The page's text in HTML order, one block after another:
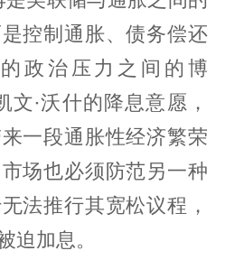
控制通胀、债务偿还
政治压力之间的博
文·沃什的降息意愿，
一段通胀性经济繁荣
场也必须防范另一种
法推行其宽松议程，
迫加息。